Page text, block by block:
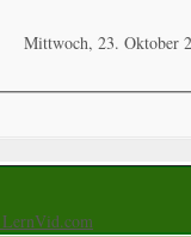
Mittwoch, 23. Oktober
LernVid.com